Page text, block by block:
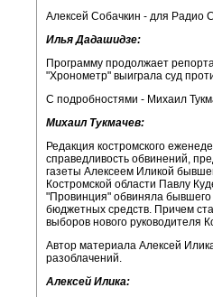
Алексей Собачкин - для Радио
Илья Дадашидзе:
Программу продолжает
"Хронометр" выиграла суд
С подробностями - Михаил
Михаил Тукмачев:
Редакция костромского
справедливость обвинений,
газеты Алексеем Иликой
Костромской области Павлу
"Провинция" обвиняла бывшего
бюджетных средств. Причем
выборов нового руководителя
Автор материала Алексей
разоблачений.
Алексей Илика: